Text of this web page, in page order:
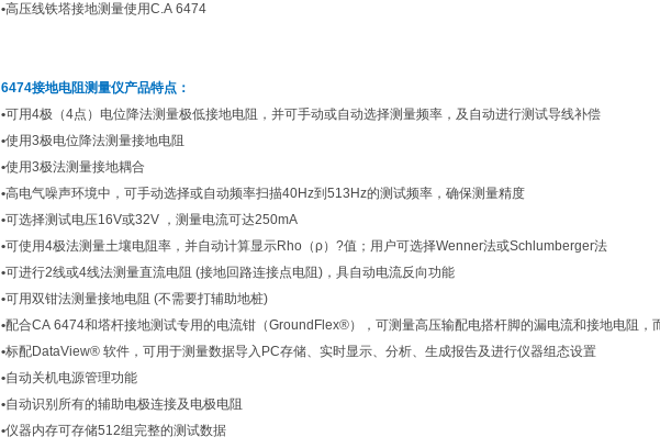
•高压线铁塔接地测量使用C.A 6474
6474接地电阻测量仪产品特点：
•可用4极（4点）电位降法测量极低接地电阻，并可手动或自动选择测量频率，及自动进行测试导线补偿
•使用3极电位降法测量接地电阻
•使用3极法测量接地耦合
•高电气噪声环境中，可手动选择或自动频率扫描40Hz到513Hz的测试频率，确保测量精度
•可选择测试电压16V或32V ，测量电流可达250mA
•可使用4极法测量土壤电阻率，并自动计算显示Rho（ρ）?值；用户可选择Wenner法或Schlumberger法
•可进行2线或4线法测量直流电阻 (接地回路连接点电阻)，具自动电流反向功能
•可用双钳法测量接地电阻 (不需要打辅助地桩)
•配合CA 6474和塔杆接地测试专用的电流钳（GroundFlex®），可测量高压输配电搭杆脚的漏电流和接地电阻，
•标配DataView® 软件，可用于测量数据导入PC存储、实时显示、分析、生成报告及进行仪器组态设置
•自动关机电源管理功能
•自动识别所有的辅助电极连接及电极电阻
•仪器内存可存储512组完整的测试数据